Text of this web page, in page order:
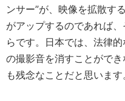
ンサー”が、映像を拡散す
がアップするのであれば
らです。日本では、法律
の撮影音を消すことがで
も残念なことだと思います